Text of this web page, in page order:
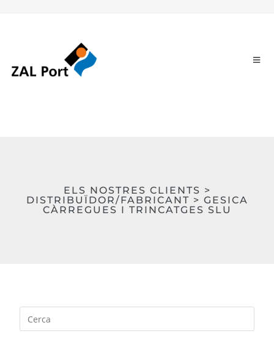
ELS NOSTRES CLIENTS >
DISTRIBUÏDOR/FABRICANT > GESICA
CÀRREGUES I TRINCATGES SLU